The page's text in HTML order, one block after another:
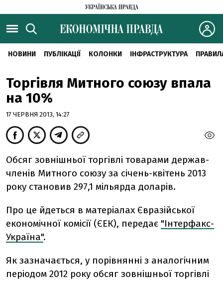
НОВИНИ ПУБЛІКАЦІЇ КОЛОНКИ ІНФРАСТРУКТУРА
Торгівля Митного союзу впала
на 10%
17 ЧЕРВНЯ 2013, 14:27
Обсяг зовнішньої торгівлі товарами держав-
членів Митного союзу за січень-квітень 2013
року становив 297,1 мільярда доларів.
Про це йдеться в матеріалах Євразійської
економічної комісії (ЄЕК), передає "Інтерфакс-
Україна".
Як зазначається, у порівнянні з аналогічним
періодом 2012 року обсяг зовнішньої торгівлі